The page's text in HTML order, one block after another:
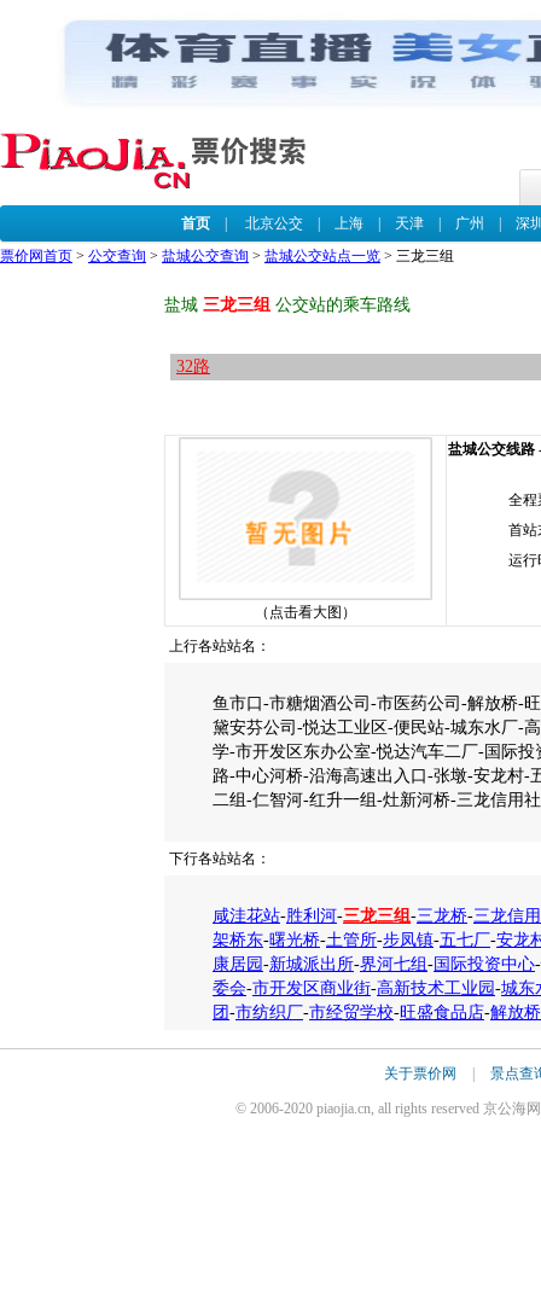
首页| 北京公交| 上海| 天津| 广州
深
票价网首页 > 公交查询 > 盐城公交查询 > 盐城公交站点一览 > 三龙三组
盐城 三龙三组 公交站的乘车路线
32路
（点击看大图）
盐城公交线路
全程
首站
运行
上行各站站名：
鱼市口-市糖烟酒公司-市医药公司-解放桥-
黛安芬公司-悦达工业区-便民站-城东水厂-
学-市开发区东办公室-悦达汽车二厂-国际
路-中心河桥-沿海高速出入口-张墩-安龙村
二组-仁智河-红升一组-灶新河桥-三龙信用
下行各站站名：
咸洼花站-胜利河-三龙三组-三龙桥-三龙信
架桥东-曙光桥-土管所-步凤镇-五七厂-安龙
康居园 -新城派出所-界河七组 -国际投资中心-
委会-市开发区商业街-高新技术工业园 -城东
团 -市纺织厂-市经贸学校-旺盛食品店-解放桥
关于票价网 景点查
© 2006-2020 piaojia.cn, all rights reserved 京公海